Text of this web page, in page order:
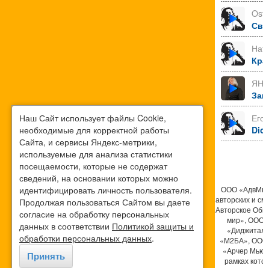
ООО
авторских и
Авторское
мир»,
«М2БА»,
«Арчер
рамках
Наш Сайт использует файлы Cookie,
необходимые для корректной работы
Сайта, и сервисы Яндекс-метрики,
используемые для анализа статистики
посещаемости, которые не содержат
сведений, на основании которых можно
идентифицировать личность пользователя.
Продолжая пользоваться Сайтом вы даете
согласие на обработку персональных
данных в соответствии Политикой защиты и
обработки персональных данных.
Принять